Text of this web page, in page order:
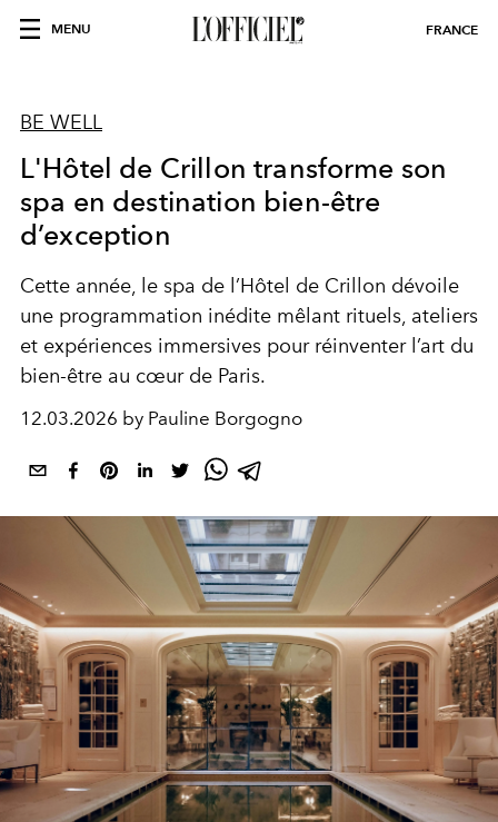
MENU FRANCE
BE WELL
L'Hôtel de Crillon transforme son
spa en destination bien-être
d’exception
Cette année, le spa de l’Hôtel de Crillon dévoile
une programmation inédite mêlant rituels, ateliers
et expériences immersives pour réinventer l’art du
bien-être au cœur de Paris.
12.03.2026 by Pauline Borgogno